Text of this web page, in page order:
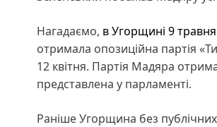
Нагадаємо, в Угорщині 9
отримала опозиційна партія
12 квітня. Партія Мадяра
представлена у парламенті.
Раніше Угорщина без